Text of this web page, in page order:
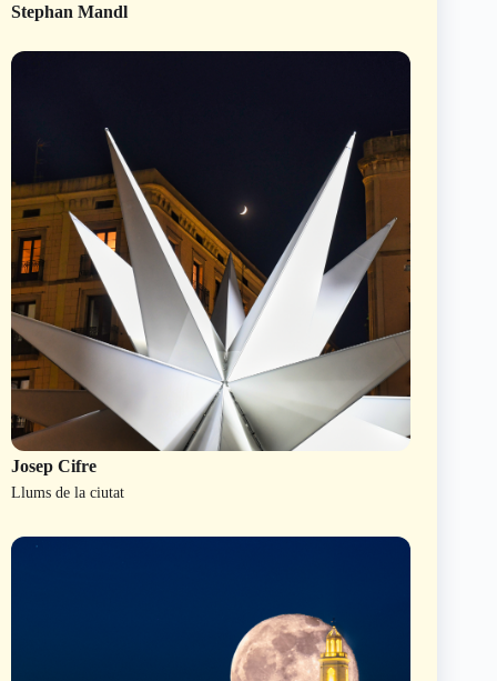
Stephan Mandl
Josep Cifre
Llums de la ciutat